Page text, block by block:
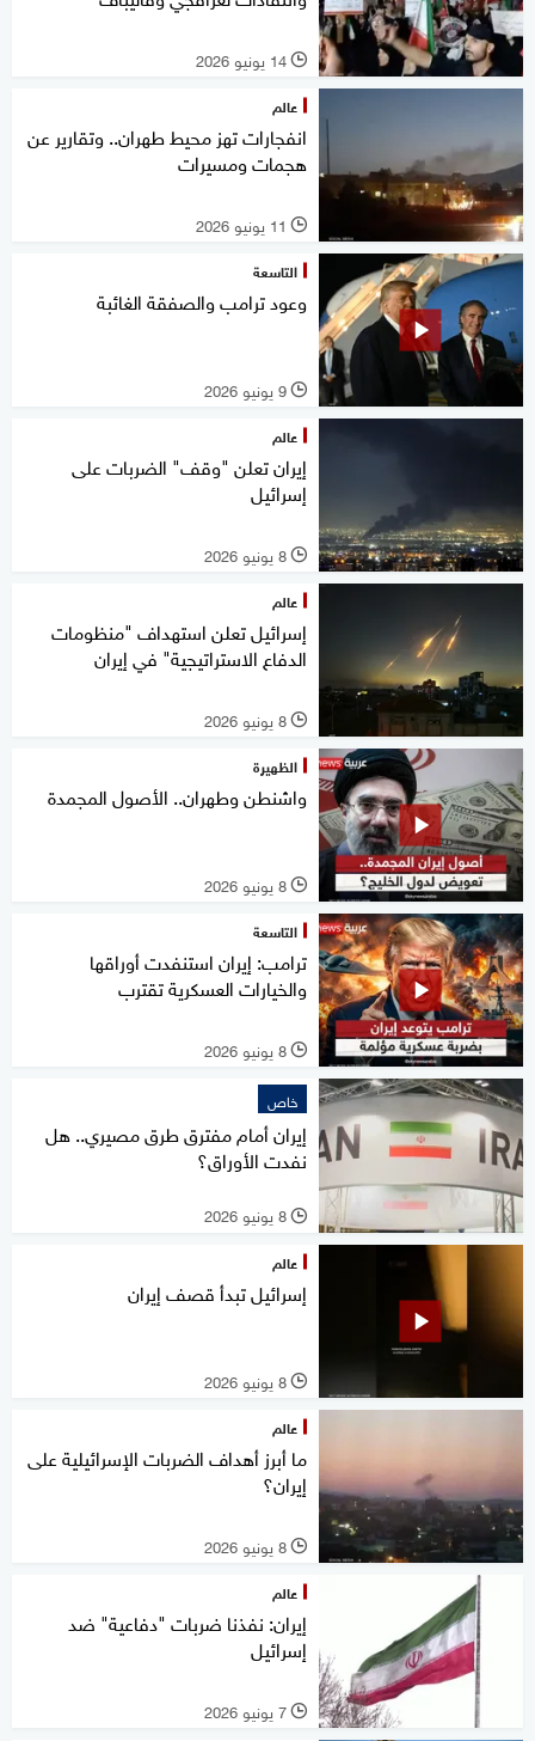
l 14 يونيو 2026
عالم
انفجارات تهز محيط طهران.. وتقارير عن
هجمات ومسيرات
l 11 يونيو 2026
التاسعة
وعود ترامب والصفقة الغائبة
l 9 يونيو 2026
عالم
إيران تعلن "وقف" الضربات على
إسرائيل
l 8 يونيو 2026
عالم
إسرائيل تعلن استهداف "منظومات
الدفاع الاستراتيجية" في إيران
l 8 يونيو 2026
الظهيرة
واشنطن وطهران.. الأصول المجمدة
l 8 يونيو 2026
التاسعة
ترامب: إيران استنفدت أوراقها
والخيارات العسكرية تقترب
l 8 يونيو 2026
خاص
إيران أمام مفترق طرق مصيري.. هل
نفدت الأوراق؟
l 8 يونيو 2026
عالم
إسرائيل تبدأ قصف إيران
l 8 يونيو 2026
عالم
ما أبرز أهداف الضربات الإسرائيلية على
إيران؟
l 8 يونيو 2026
عالم
إيران: نفذنا ضربات "دفاعية" ضد
إسرائيل
l 7 يونيو 2026